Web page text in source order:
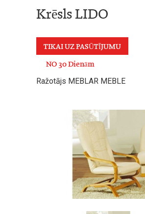
Krēsls LIDO
TIKAI UZ PASŪTĪJUMU
NO 30 Dienām
Ražotājs MEBLAR MEBLE